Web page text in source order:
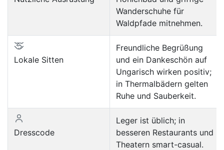
Wanderschuhe für
Waldpfade mitnehmen.
Lokale Sitten
Freundliche Begrüßung
und ein Dankeschön auf
Ungarisch wirken positiv;
in Thermalbädern gelten
Ruhe und Sauberkeit.
Dresscode
Leger ist üblich; in
besseren Restaurants und
Theatern smart-casual.